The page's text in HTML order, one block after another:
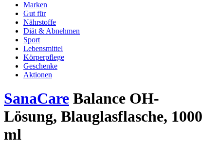
Marken
Gut für
Nährstoffe
Diät & Abnehmen
Sport
Lebensmittel
Körperpflege
Geschenke
Aktionen
SanaCare Balance OH-
Lösung, Blauglasflasche, 1000
ml